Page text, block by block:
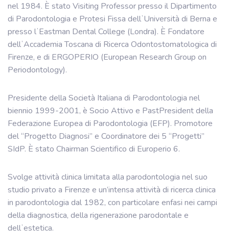
nel 1984. È stato Visiting Professor presso il Dipartimento
di Parodontologia e Protesi Fissa dellʼUniversità di Berna e
presso lʼEastman Dental College (Londra). È Fondatore
dellʼAccademia Toscana di Ricerca Odontostomatologica di
Firenze, e di ERGOPERIO (European Research Group on
Periodontology).
Presidente della Società Italiana di Parodontologia nel
biennio 1999-2001, è Socio Attivo e PastPresident della
Federazione Europea di Parodontologia (EFP). Promotore
del “Progetto Diagnosi” e Coordinatore dei 5 “Progetti”
SIdP. È stato Chairman Scientifico di Europerio 6.
Svolge attività clinica limitata alla parodontologia nel suo
studio privato a Firenze e un’intensa attività di ricerca clinica
in parodontologia dal 1982, con particolare enfasi nei campi
della diagnostica, della rigenerazione parodontale e
dellʼestetica.